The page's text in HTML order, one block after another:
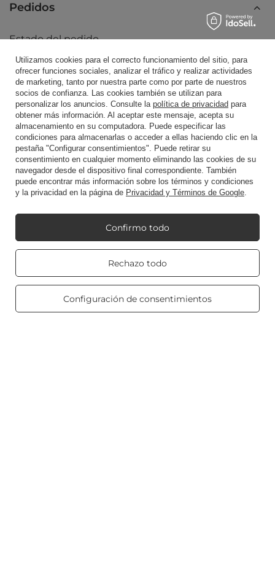
Pedidos
Estado del pedido
Rastreo de envío
Quiero hacer una queja sobre el producto.
Quiero devolver un producto
Quiero crear una nueva cuenta usando esta
dirección (no recomendado)
Contacto
Cuenta
Reglamento
Mi Candle World
Utilizamos cookies para el correcto funcionamiento del sitio, para
ofrecer funciones sociales, analizar el tráfico y realizar actividades
de marketing, tanto por nuestra parte como por parte de nuestros
socios de confianza. Las cookies también se utilizan para
personalizar los anuncios. Consulte la política de privacidad para
obtener más información. Al aceptar este mensaje, acepta su
almacenamiento en su computadora. Puede especificar las
condiciones para almacenarlas o acceder a ellas haciendo clic en la
pestaña "Configurar consentimientos". Puede retirar su
consentimiento en cualquier momento eliminando las cookies de su
navegador desde el dispositivo final correspondiente. También
puede encontrar más información sobre los términos y condiciones
y la privacidad en la página de Privacidad y Términos de Google.
Rechazo todo
Configuración de consentimientos
Confirmo todo